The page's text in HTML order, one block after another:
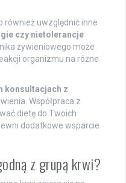
również uwzględnić inne
czy nietolerancje
żywieniowego może
organizmu na różne
konsultacjach z
Współpraca z
dietę do Twoich
dodatkowe wsparcie
z grupą krwi?